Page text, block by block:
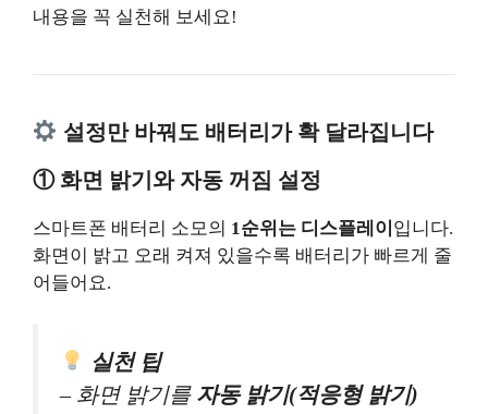
내용을 꼭 실천해 보세요!
설정만 바꿔도 배터리가 확 달라집니다
① 화면 밝기와 자동 꺼짐 설정
스마트폰 배터리 소모의 1순위는 디스플레이 입니다.
화면이 밝고 오래 켜져 있을수록 배터리가 빠르게 줄
어들어요.
실천 팁
– 화면 밝기를 자동 밝기(적응형 밝기)